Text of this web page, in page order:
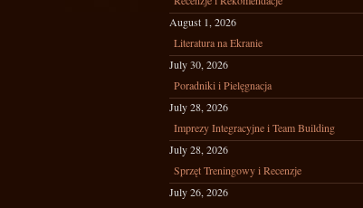
August 1, 2026
Literatura na Ekranie
July 30, 2026
Poradniki i Pielęgnacja
July 28, 2026
Imprezy Integracyjne i Team Building
July 28, 2026
Sprzęt Treningowy i Recenzje
July 26, 2026